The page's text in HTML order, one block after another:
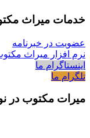
خدمات میراث
عضویت در خبرنامه
نرم افزار میراث
اینستاگرام ما
تلگرام ما
میرات مکتوب در